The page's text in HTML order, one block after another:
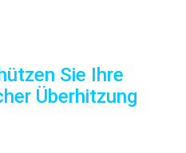
Sie Ihre
Überhitzung